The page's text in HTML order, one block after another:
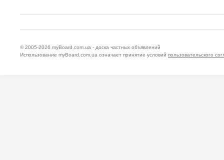
© 2005-2026 myBoard.com.ua - доска частных объявлений
Использование myBoard.com.ua означает принятие условий пользовательского